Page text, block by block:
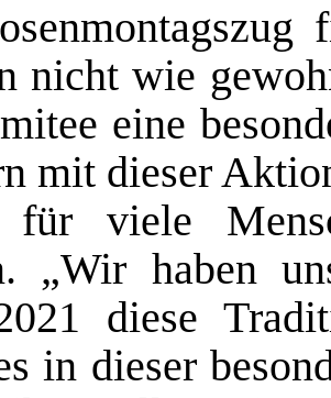
nicht wie
eine
mit dieser
für viele
„Wir haben
diese
in dieser